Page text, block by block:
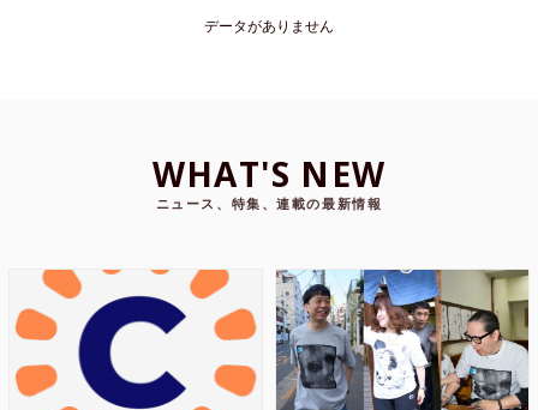
データがありません
WHAT'S NEW
ニュース、特集、連載の最新情報